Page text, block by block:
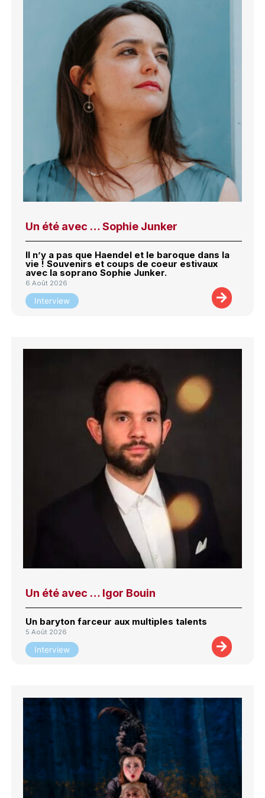
Un été avec … Sophie Junker
Il n’y a pas que Haendel et le baroque dans la
vie ! Souvenirs et coups de coeur estivaux
avec la soprano Sophie Junker.
6 Août 2026
Interview
Un été avec … Igor Bouin
Un baryton farceur aux multiples talents
5 Août 2026
Interview